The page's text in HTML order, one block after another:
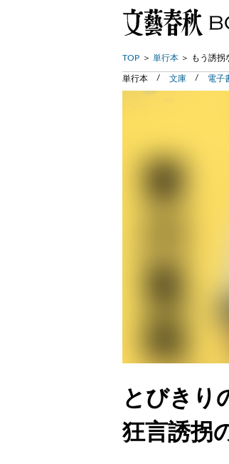
TOP 単行本 もう誘拐
単行本 文庫 電子
とびきり
狂言誘拐